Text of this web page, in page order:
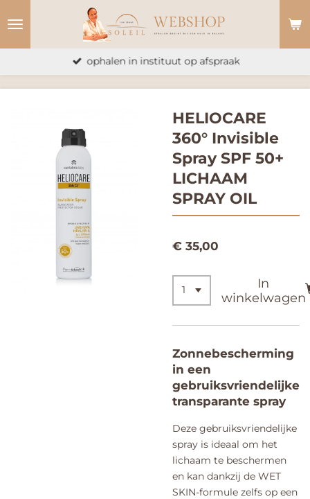
direct
hoofdinhoud
ophalen in instituut op afspraak
HELIOCARE
360° Invisible
Spray SPF 50+
LICHAAM
SPRAY OIL
€ 35,00
In
winkelwagen
Zonnebescherming
in een
gebruiksvriendelijke
transparante spray
Deze gebruiksvriendelijke
spray is ideaal om het
lichaam te beschermen
en kan dankzij de WET
SKIN-formule zelfs op een